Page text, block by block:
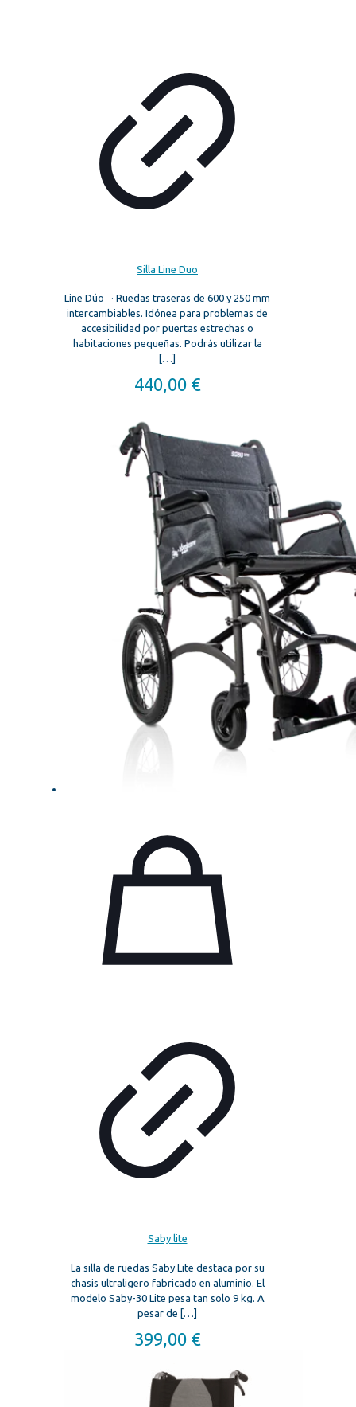
Silla Line Duo
Line Dúo · Ruedas traseras de 600 y 250 mm
intercambiables. Idónea para problemas de
accesibilidad por puertas estrechas o
habitaciones pequeñas. Podrás utilizar la
[…]
440,00 €
Saby lite
La silla de ruedas Saby Lite destaca por su
chasis ultraligero fabricado en aluminio. El
modelo Saby-30 Lite pesa tan solo 9 kg. A
pesar de […]
399,00 €